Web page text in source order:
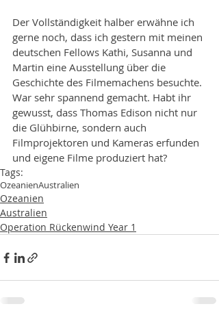
Der Vollständigkeit halber erwähne ich
gerne noch, dass ich gestern mit meinen
deutschen Fellows Kathi, Susanna und
Martin eine Ausstellung über die
Geschichte des Filmemachens besuchte.
War sehr spannend gemacht. Habt ihr
gewusst, dass Thomas Edison nicht nur
die Glühbirne, sondern auch
Filmprojektoren und Kameras erfunden
und eigene Filme produziert hat?
Tags:
OzeanienAustralien
Ozeanien
Australien
Operation Rückenwind Year 1